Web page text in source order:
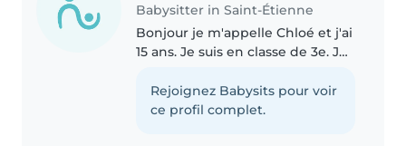
Babysitter in Saint-Étienne
Bonjour je m'appelle Chloé et j'ai
15 ans. Je suis en classe de 3e. Je
afin de subvenir à mes besoins
secondaires. Je suis une jeune
Rejoignez Babysits pour voir
ce profil complet.